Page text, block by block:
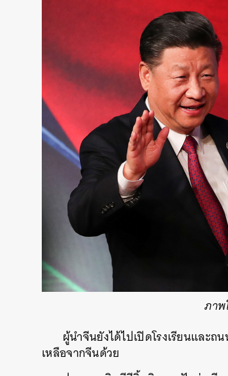
ภาพ
ผู้นำจีนยังได้ไปเปิดโรงเรียนและถ
เหลือจากจีนด้วย